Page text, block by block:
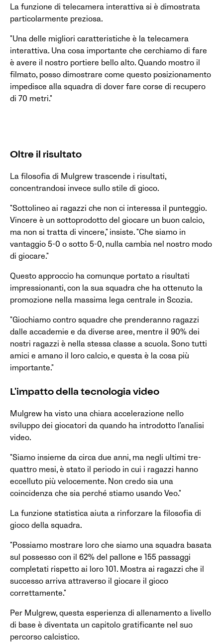
La funzione di telecamera interattiva si è dimostrata
particolarmente preziosa.
"Una delle migliori caratteristiche è la telecamera
interattiva. Una cosa importante che cerchiamo di fare
è avere il nostro portiere bello alto. Quando mostro il
filmato, posso dimostrare come questo posizionamento
impedisce alla squadra di dover fare corse di recupero
di 70 metri."
Oltre il risultato
La filosofia di Mulgrew trascende i risultati,
concentrandosi invece sullo stile di gioco.
"Sottolineo ai ragazzi che non ci interessa il punteggio.
Vincere è un sottoprodotto del giocare un buon calcio,
ma non si tratta di vincere," insiste. "Che siamo in
vantaggio 5-0 o sotto 5-0, nulla cambia nel nostro modo
di giocare."
Questo approccio ha comunque portato a risultati
impressionanti, con la sua squadra che ha ottenuto la
promozione nella massima lega centrale in Scozia.
"Giochiamo contro squadre che prenderanno ragazzi
dalle accademie e da diverse aree, mentre il 90% dei
nostri ragazzi è nella stessa classe a scuola. Sono tutti
amici e amano il loro calcio, e questa è la cosa più
importante."
L'impatto della tecnologia video
Mulgrew ha visto una chiara accelerazione nello
sviluppo dei giocatori da quando ha introdotto l'analisi
video.
"Siamo insieme da circa due anni, ma negli ultimi tre-
quattro mesi, è stato il periodo in cui i ragazzi hanno
eccelluto più velocemente. Non credo sia una
coincidenza che sia perché stiamo usando Veo."
La funzione statistica aiuta a rinforzare la filosofia di
gioco della squadra.
"Possiamo mostrare loro che siamo una squadra basata
sul possesso con il 62% del pallone e 155 passaggi
completati rispetto ai loro 101. Mostra ai ragazzi che il
successo arriva attraverso il giocare il gioco
correttamente."
Per Mulgrew, questa esperienza di allenamento a livello
di base è diventata un capitolo gratificante nel suo
percorso calcistico.